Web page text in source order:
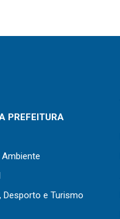
PREFEITURA
Desporto e Turismo